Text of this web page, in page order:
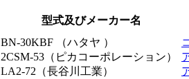
型式及びメーカー名
BN-30KBF （ハタヤ ）
2CSM-53（ピカコーポレーション）
LA2-72（長谷川工業）